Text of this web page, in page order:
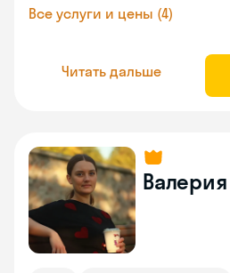
Все услуги и цены (4)
Читать дальше
Валерия